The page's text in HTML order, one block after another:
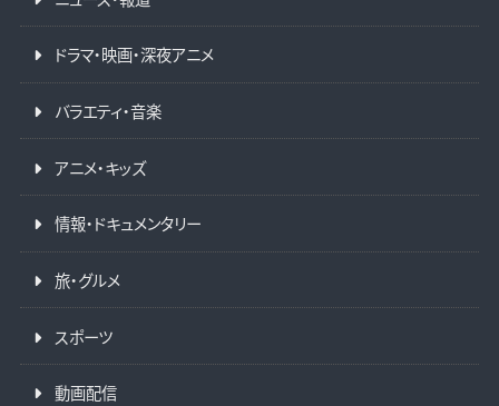
ドラマ・映画・深夜アニメ
バラエティ・音楽
アニメ・キッズ
情報・ドキュメンタリー
旅・グルメ
スポーツ
動画配信